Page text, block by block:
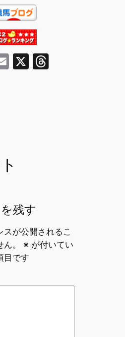
E X T
残す
スが公開されるこ
。
※ が付いてい
目です